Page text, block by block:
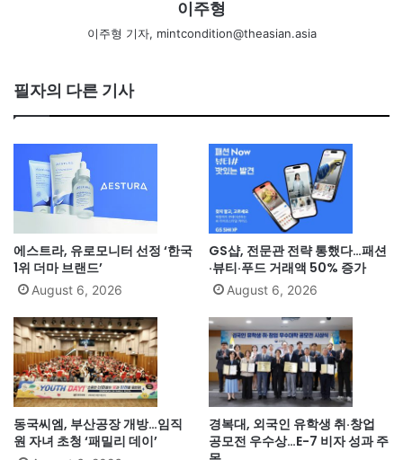
이주형
이주형 기자, mintcondition@theasian.asia
필자의 다른 기사
에스트라, 유로모니터 선정 ‘한국
1위 더마 브랜드’
August 6, 2026
GS샵, 전문관 전략 통했다…패션
·뷰티·푸드 거래액 50% 증가
August 6, 2026
동국씨엠, 부산공장 개방…임직
원 자녀 초청 ‘패밀리 데이’
경복대, 외국인 유학생 취·창업
공모전 우수상…E-7 비자 성과 주